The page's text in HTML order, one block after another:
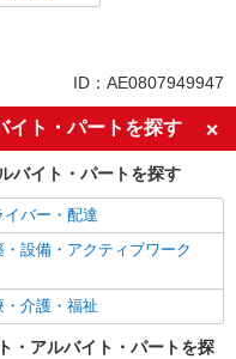
ナス・賞与あり
OK
保険あり
ID：AE0807949947
イト・パートを探す
バイト・パートを探す
イバー・配達
・設備・アクティブワーク
・介護・福祉
・アルバイト・パートを探